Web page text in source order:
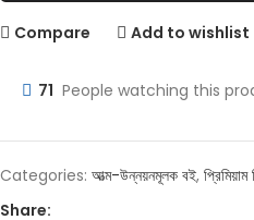
Compare Add to wishlist
71 People watching this
Categories: আত্ম-উন্নয়নমূলক বই, প্রিমিয়াম
Share: